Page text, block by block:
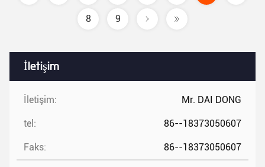
İletişim
İletişim: Mr. DAI DONG
tel: 86--18373050607
Faks: 86--18373050607
8 9